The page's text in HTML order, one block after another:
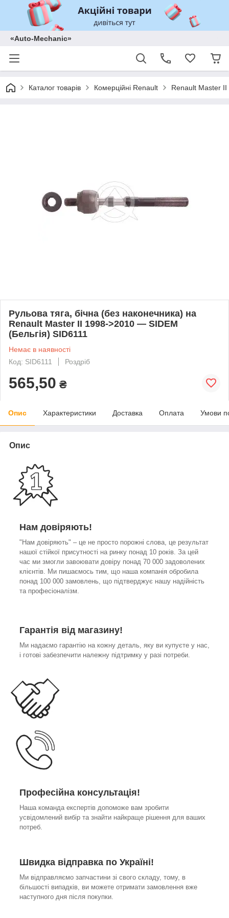
«Auto-Mechanic»
Каталог товарів Комерційні Renault Renault Master
Рульова тяга, бічна (без наконечника) на
Renault Master II 1998->2010 — SIDEM
(Бельгія) SID6111
Немає в наявності
Код: SID6111
Роздріб
565,50 ₴
Опис Характеристики Доставка Оплата Умови
Опис
Нам довіряють!
"Нам довіряють" – це не просто порожні слова, це результат
нашої стійкої присутності на ринку понад 10 років. За цей
час ми змогли завоювати довіру понад 70 000 задоволених
клієнтів. Ми пишаємось тим, що наша компанія обробила
понад 100 000 замовлень, що підтверджує нашу надійність
та професіоналізм.
Гарантія від магазину!
Ми надаємо гарантію на кожну деталь, яку ви купуєте у нас,
і готові забезпечити належну підтримку у разі потреби.
Професійна консультація!
Наша команда експертів допоможе вам зробити
усвідомлений вибір та знайти найкраще рішення для ваших
потреб.
Швидка відправка по Україні!
Ми відправляємо запчастини зі свого складу, тому, в
більшості випадків, ви можете отримати замовлення вже
наступного дня після покупки.